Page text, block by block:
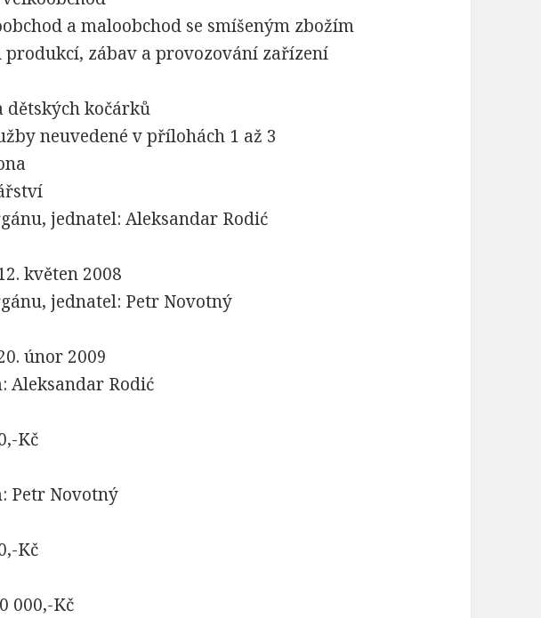
a maloobchod se smíšeným zbožím
zábav a provozování zařízení
dětských kočárků
neuvedené v přílohách 1 až 3
jednatel: Aleksandar Rodić
květen 2008
jednatel: Petr Novotný
únor 2009
Aleksandar Rodić
Kč
Petr Novotný
Kč
000,-Kč